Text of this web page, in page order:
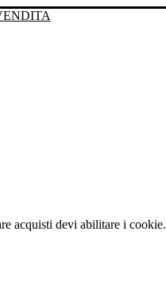
acquisti devi abilitare i cookie.